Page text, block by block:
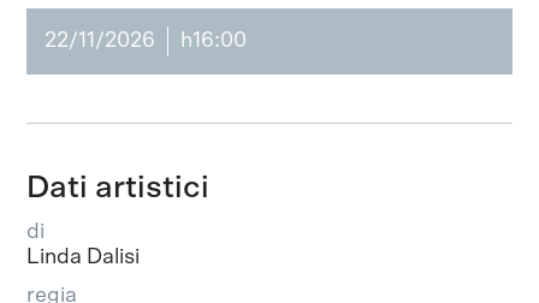
22/11/2026 h16:00
Dati artistici
di
Linda Dalisi
regia